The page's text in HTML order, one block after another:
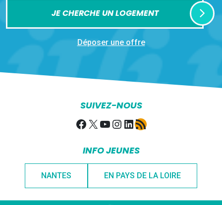
JE CHERCHE UN LOGEMENT
Déposer une offre
SUIVEZ-NOUS
Facebook
X YouTube
Instagram
LinkedIn
Flux RSS
INFO JEUNES
NANTES EN PAYS DE LA LOIRE